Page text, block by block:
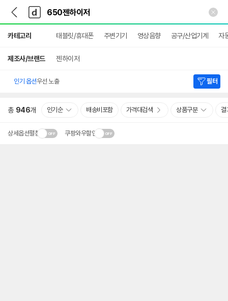
다
나
와
가
기
다
와
메
인
카테고리 태블릿/휴대폰 주변기기 영상음향 공구/산업기계 자
제조사/브랜드 젠하이저
인기 옵션우선 노출 필터
총 946개 인기순 배송비포함 가격대검색 상품구분 결
상세옵션펼침 쿠팡와우할인